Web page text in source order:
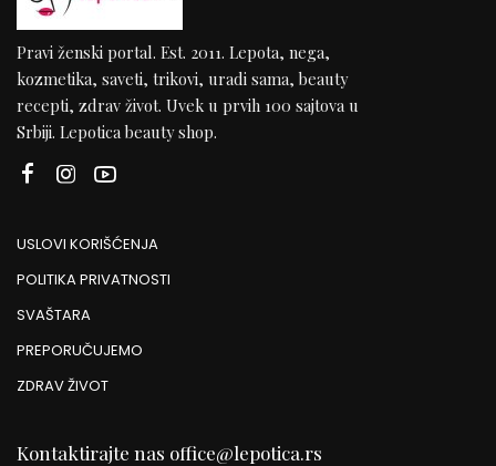
Pravi ženski portal. Est. 2011. Lepota, nega,
kozmetika, saveti, trikovi, uradi sama, beauty
recepti, zdrav život. Uvek u prvih 100 sajtova u
Srbiji. Lepotica beauty shop.
USLOVI KORIŠĆENJA
POLITIKA PRIVATNOSTI
SVAŠTARA
PREPORUČUJEMO
ZDRAV ŽIVOT
Kontaktirajte nas office@lepotica.rs